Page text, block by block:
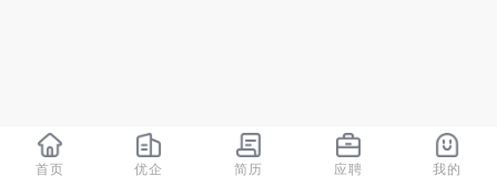
首页 优企 简历 应聘 我的